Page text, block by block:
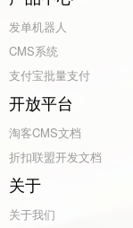
发单机器人
CMS系统
支付宝批量支付
开放平台
淘客CMS文档
折扣联盟开发文档
关于
关于我们